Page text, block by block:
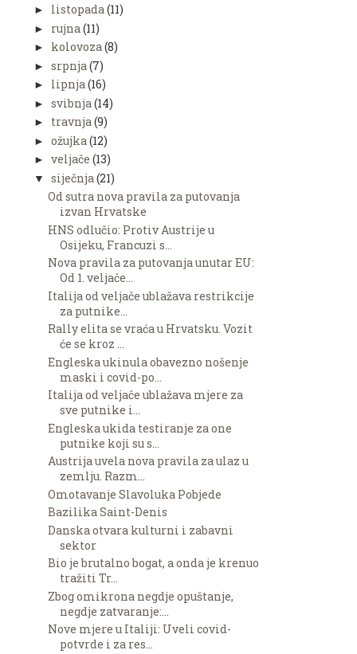
► listopada(11)
► rujna(11)
► kolovoza(8)
► srpnja(7)
► lipnja(16)
► svibnja(14)
► travnja(9)
► ožujka(12)
► veljače (13)
▼ siječnja(21)
Od sutra nova pravila za putovanja
izvan Hrvatske
HNS odlučio: Protiv Austrije u
Osijeku, Francuzi s...
Nova pravila za putovanja unutar EU:
Od 1. veljače...
Italija od veljače ublažava restrikcije
za putnike...
Rally elita se vraća u Hrvatsku. Vozit
će se kroz ...
Engleska ukinula obavezno nošenje
maski i covid-po...
Italija od veljače ublažava mjere za
sve putnike i...
Engleska ukida testiranje za one
putnike koji su s...
Austrija uvela nova pravila za ulaz u
zemlju. Razm...
Omotavanje Slavoluka Pobjede
Bazilika Saint-Denis
Danska otvara kulturni i zabavni
sektor
Bio je brutalno bogat, a onda je krenuo
tražiti Tr...
Zbog omikrona negdje opuštanje,
negdje zatvaranje:...
Nove mjere u Italiji: Uveli covid-
potvrde i za res...